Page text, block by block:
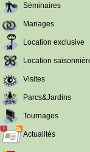
Séminaires
Mariages
Location exclusive
Location
Visites
Parcs&Jardins
Tournages
Actualités